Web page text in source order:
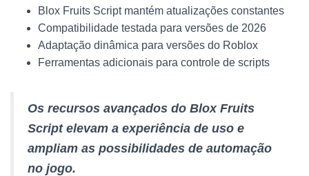
Blox Fruits Script mantém atualizações constantes
Compatibilidade testada para versões de 2026
Adaptação dinâmica para versões do Roblox
Ferramentas adicionais para controle de scripts
Os recursos avançados do Blox Fruits
Script elevam a experiência de uso e
ampliam as possibilidades de automação
no jogo.